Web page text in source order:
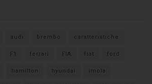
audi brembo caratteristiche
F1 ferrari FIA fiat ford
hamilton hyundai imola